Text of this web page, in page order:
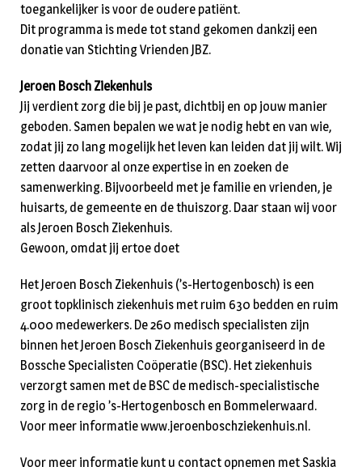
toegankelijker is voor de oudere patiënt.
Dit programma is mede tot stand gekomen dankzij een
donatie van Stichting Vrienden JBZ.
Jeroen Bosch Ziekenhuis
Jij verdient zorg die bij je past, dichtbij en op jouw manier
geboden. Samen bepalen we wat je nodig hebt en van wie,
zodat jij zo lang mogelijk het leven kan leiden dat jij wilt. Wij
zetten daarvoor al onze expertise in en zoeken de
samenwerking. Bijvoorbeeld met je familie en vrienden, je
huisarts, de gemeente en de thuiszorg. Daar staan wij voor
als Jeroen Bosch Ziekenhuis.
Gewoon, omdat jij ertoe doet
Het Jeroen Bosch Ziekenhuis (’s-Hertogenbosch) is een
groot topklinisch ziekenhuis met ruim 630 bedden en ruim
4.000 medewerkers. De 260 medisch specialisten zijn
binnen het Jeroen Bosch Ziekenhuis georganiseerd in de
Bossche Specialisten Coöperatie (BSC). Het ziekenhuis
verzorgt samen met de BSC de medisch-specialistische
zorg in de regio ’s-Hertogenbosch en Bommelerwaard.
Voor meer informatie www.jeroenboschziekenhuis.nl.
Voor meer informatie kunt u contact opnemen met Saskia